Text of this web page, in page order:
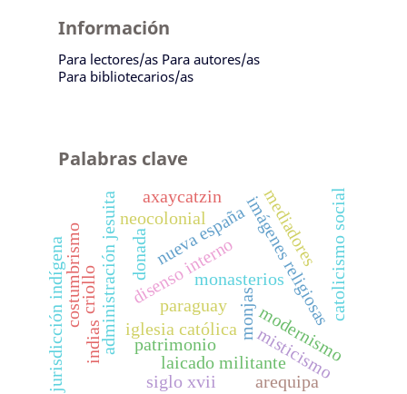
Información
Para lectores/as Para autores/as
Para bibliotecarios/as
Palabras clave
imágenes religiosas
monasterios
monjas
iglesia católica
nueva españa
administración jesuita disenso interno
paraguay
neocolonial
modernismo
patrimonio misticismo
donada
laicado militante
arequipa
catolicismo social
mediadores
indias
siglo xvii
criollo
costumbrismo
jurisdicción indígena
axaycatzin